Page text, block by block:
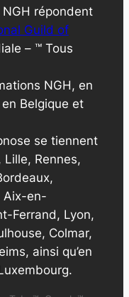
répondent
Guild of
– ™ Tous
NGH, en
Belgique et
se tiennent
Rennes,
Aix-en-
Ferrand, Lyon,
Colmar,
ainsi qu’en